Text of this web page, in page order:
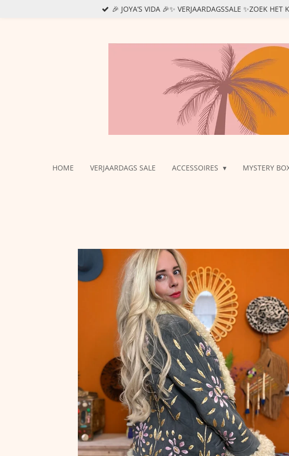
🎉 JOYA’S VIDA 🎉✨ VERJAARDAGSSALE ✨ZOEK HET
HOME VERJAARDAGS SALE ACCESSOIRES MYSTERY